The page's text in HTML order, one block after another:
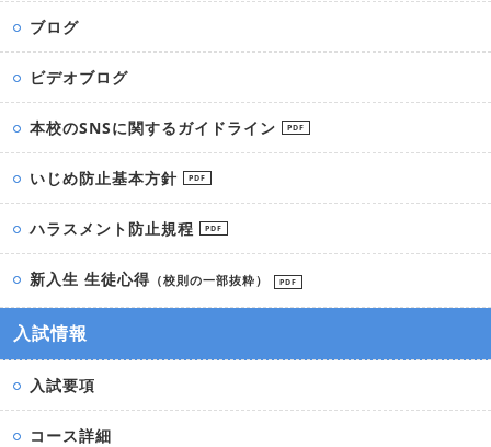
ブログ
ビデオブログ
本校のSNSに関するガイドライン PDF
いじめ防止基本方針 PDF
ハラスメント防止規程 PDF
新入生 生徒心得 （校則の一部抜粋） PDF
入試情報
入試要項
コース詳細